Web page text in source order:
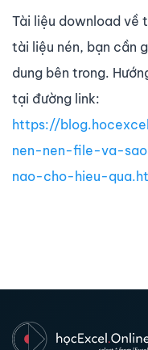
Tài liệu download về
tài liệu nén, bạn cần
dung bên trong.
tại đường link:
https://
nen-nen-file-va-
nao-cho-hieu-